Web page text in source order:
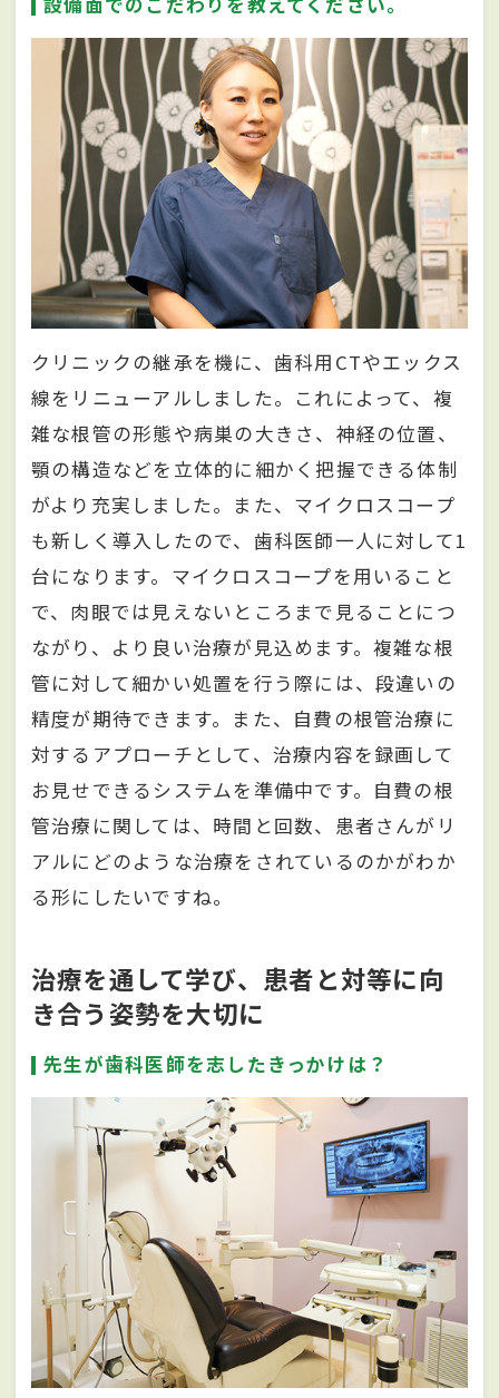
クリニックの継承を機に、歯科用CTやエックス
線をリニューアルしました。これによって、複
雑な根管の形態や病巣の大きさ、神経の位置、
顎の構造などを立体的に細かく把握できる体制
がより充実しました。また、マイクロスコープ
も新しく導入したので、歯科医師一人に対して1
台になります。マイクロスコープを用いること
で、肉眼では見えないところまで見ることにつ
ながり、より良い治療が見込めます。複雑な根
管に対して細かい処置を行う際には、段違いの
精度が期待できます。また、自費の根管治療に
対するアプローチとして、治療内容を録画して
お見せできるシステムを準備中です。自費の根
管治療に関しては、時間と回数、患者さんがリ
アルにどのような治療をされているのかがわか
る形にしたいですね。
治療を通して学び、患者と対等に向
き合う姿勢を大切に
先生が歯科医師を志したきっかけは？